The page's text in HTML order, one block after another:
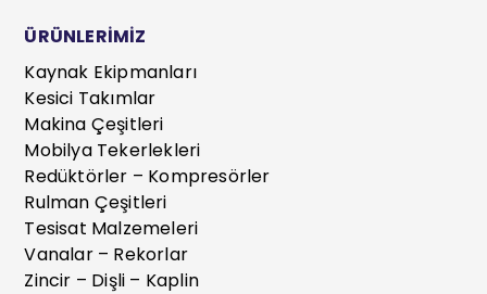
ÜRÜNLERİMİZ
Kaynak Ekipmanları
Kesici Takımlar
Makina Çeşitleri
Mobilya Tekerlekleri
Redüktörler – Kompresörler
Rulman Çeşitleri
Tesisat Malzemeleri
Vanalar – Rekorlar
Zincir – Dişli – Kaplin